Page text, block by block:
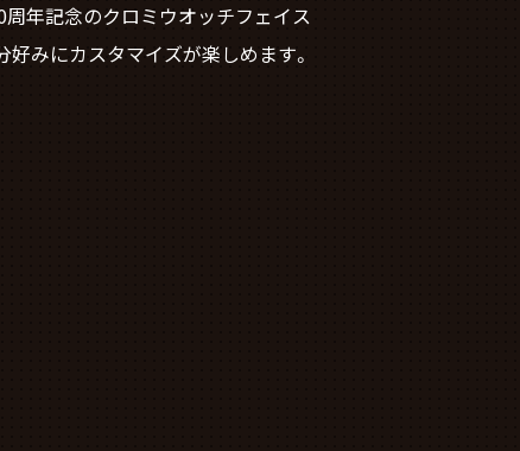
年記念のクロミウオッチフェイス
みにカスタマイズが楽しめます。